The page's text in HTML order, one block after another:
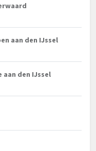
aan den IJssel
aan den IJssel